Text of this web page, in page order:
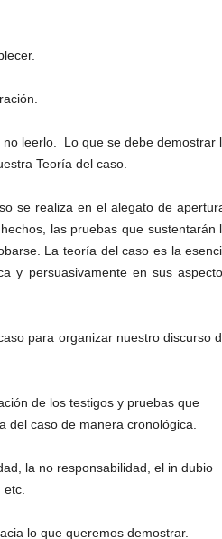
leerlo. Lo que se debe demostrar
Teoría del caso.
se realiza en el alegato de
las pruebas que sustentarán
La teoría del caso es la
y persuasivamente en sus
para organizar nuestro discurso
de los testigos y pruebas que
caso de manera cronológica.
la no responsabilidad, el in dubio
lo que queremos demostrar.